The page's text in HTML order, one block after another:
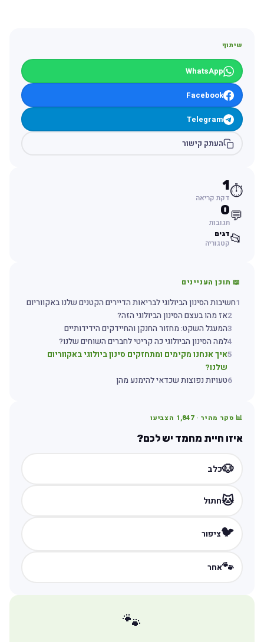
שיתוף
WhatsApp
Facebook
Telegram
העתק קישור
⏱️
1
דקת קריאה
💬
0
תגובות
📂דגים
קטגוריה
📖 תוכן העניינים
חשיבות הסינון הביולוגי לבריאות הדיירים הקטנים שלנו באקווריום
2אז מהו בעצם הסינון הביולוגי הזה?
המעגל השקט: מחזור החנקן והחיידקים הידידותיים
למה הסינון הביולוגי כה קריטי לחברים השוחים שלנו?
איך אנחנו מקימים ומתחזקים סינון ביולוגי באקווריום
שלנו?
6טעויות נפוצות שכדאי להימנע מהן
📊 סקר מהיר · 1,847הצביעו
איזו חיית מחמד יש לכם?
🐶כלב
🐱חתול
🐦ציפור
🐾אחר
🐾